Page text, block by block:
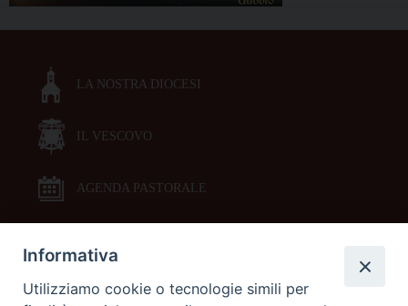
LA NOSTRA DIOCESI
IL VESCOVO
AGENDA PASTORALE
DOCUMENTI PASTORALI
Informativa
Utilizziamo cookie o tecnologie simili per